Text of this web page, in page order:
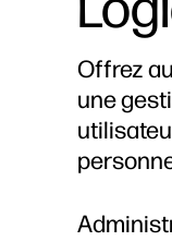
Offrez
une